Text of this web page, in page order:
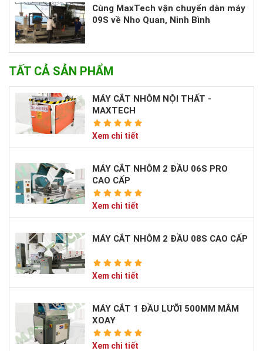
Cùng MaxTech vận chuyển dàn máy
09S về Nho Quan, Ninh Bình
TẤT CẢ SẢN PHẨM
MÁY CẮT NHÔM NỘI THẤT -
MAXTECH
Xem chi tiết
MÁY CẮT NHÔM 2 ĐẦU 06S PRO
CAO CẤP
Xem chi tiết
MÁY CẮT NHÔM 2 ĐẦU 08S CAO CẤP
Xem chi tiết
MÁY CẮT 1 ĐẦU LƯỠI 500MM MÂM
XOAY
Xem chi tiết